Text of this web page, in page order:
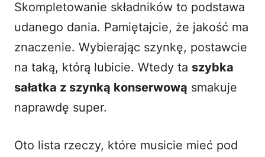
Skompletowanie składników to podstawa
udanego dania. Pamiętajcie, że jakość ma
znaczenie. Wybierając szynkę, postawcie
na taką, którą lubicie. Wtedy ta szybka
sałatka z szynką konserwową smakuje
naprawdę super.
Oto lista rzeczy, które musicie mieć pod